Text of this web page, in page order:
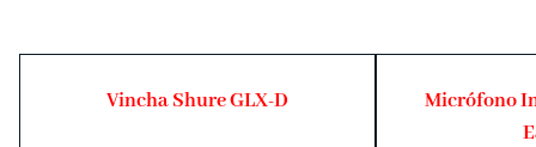
Vincha Shure GLX-D
Micrófono